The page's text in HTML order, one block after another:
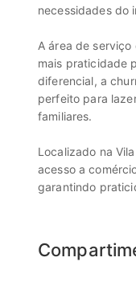
necessidades do
A área de
mais praticidade
diferencial, a
perfeito para
familiares.
Localizado na
acesso a
garantindo